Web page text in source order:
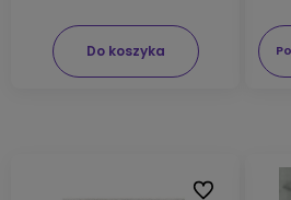
Do koszyka
Do ulubionych